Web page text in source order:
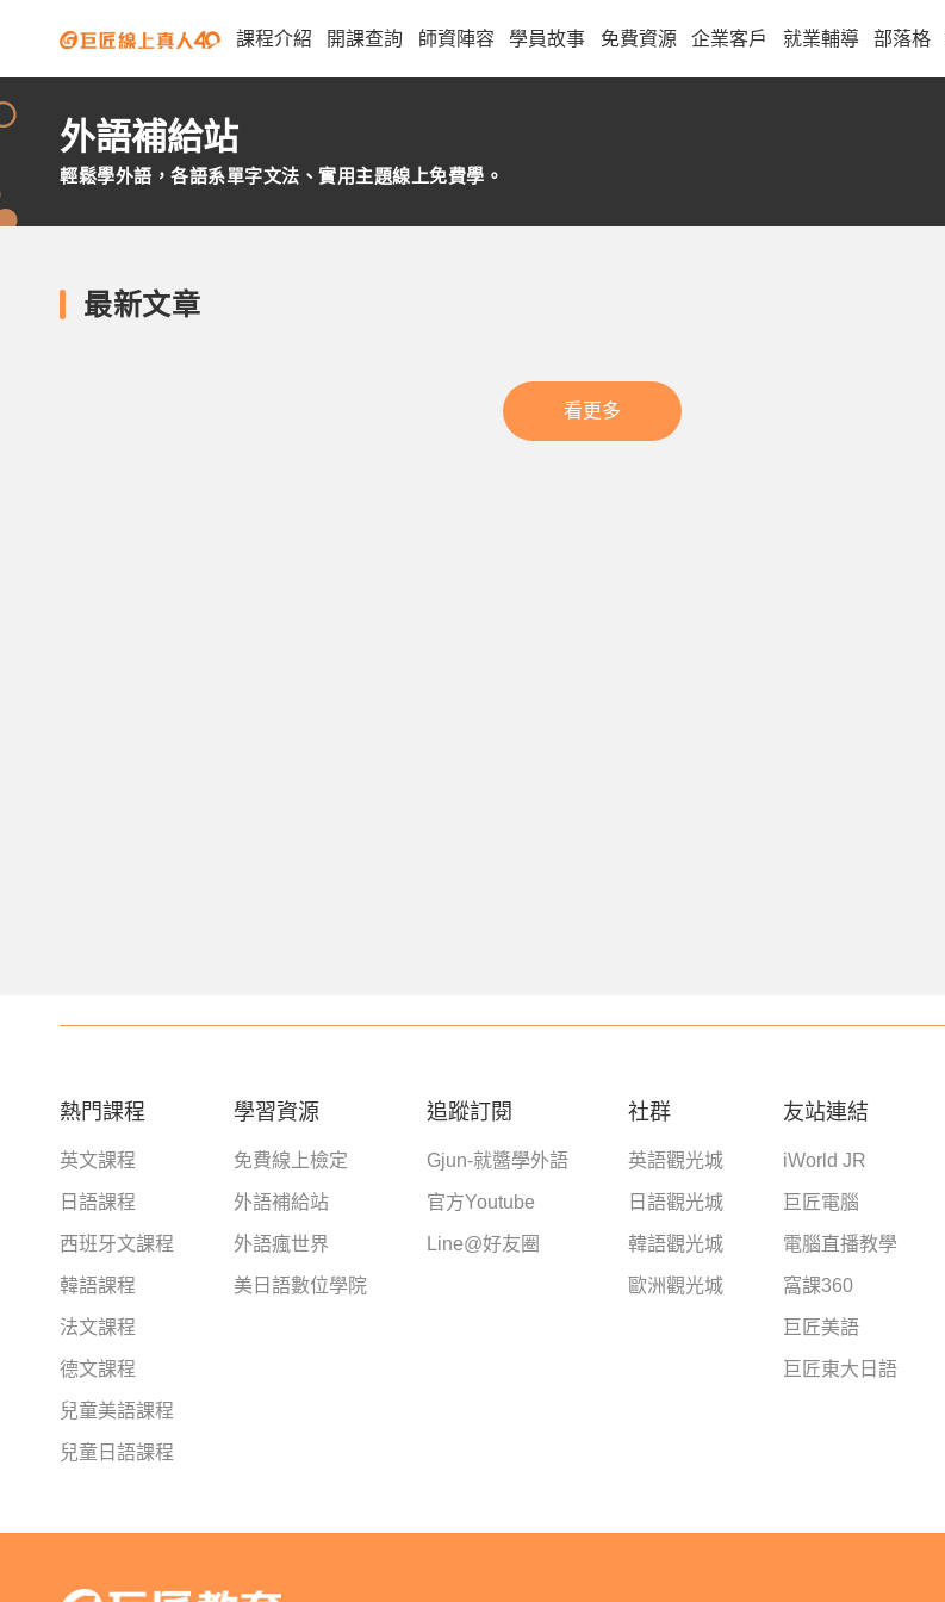
課程介紹 開課查詢 師資陣容 學員故事 免費資源 企業客戶 就業輔導 部落格
外語補給站
輕鬆學外語，各語系單字文法、實用主題線上免費學。
最新文章
看更多
熱門課程
英文課程
日語課程
西班牙文課程
韓語課程
法文課程
德文課程
兒童美語課程
兒童日語課程
學習資源
免費線上檢定
外語補給站
外語瘋世界
美日語數位學院
追蹤訂閱
Gjun-就醬學外語
官方Youtube
Line@好友圈
社群
英語觀光城
日語觀光城
韓語觀光城
歐洲觀光城
友站連結
iWorld JR
巨匠電腦
電腦直播教學
窩課360
巨匠美語
巨匠東大日語